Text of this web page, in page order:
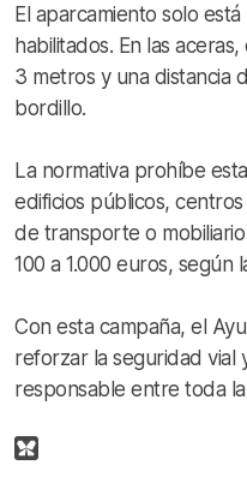
El aparcamiento solo
habilitados. En las
3 metros y una distancia
bordillo.
La normativa prohíbe
edificios públicos,
de transporte o
100 a 1.000 euros, según
Con esta campaña, el
reforzar la seguridad vial
responsable entre toda